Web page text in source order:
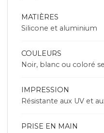
MATIÈRES
Silicone et aluminium
COULEURS
Noir, blanc ou coloré
IMPRESSION
Résistante aux UV et
PRISE EN MAIN